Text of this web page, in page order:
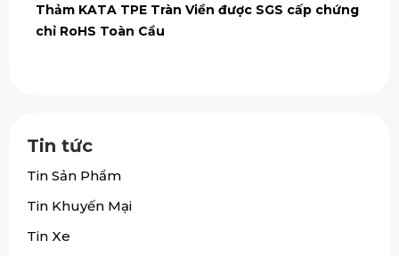
Thảm KATA TPE Tràn Viền được SGS cấp chứng
chỉ RoHS Toàn Cầu
Tin tức
Tin Sản Phẩm
Tin Khuyến Mại
Tin Xe